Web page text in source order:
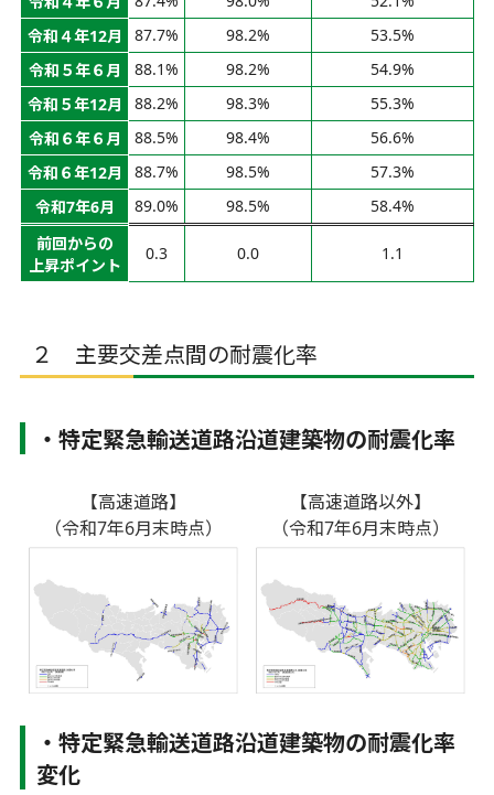
令和４年12月
87.7% 98.2%
53.5%
令和５年６月
88.1% 98.2%
54.9%
令和５年12月
88.2% 98.3%
55.3%
令和６年６月
88.5% 98.4%
56.6%
令和６年12月
88.7% 98.5%
57.3%
令和7年6月
89.0% 98.5%
58.4%
前回からの
上昇ポイント
0.3 0.0 1.1
２ 主要交差点間の耐震化率
・特定緊急輸送道路沿道建築物の耐震化率
【高速道路】
（令和7年6月末時点）
【高速道路以外】
（令和7年6月末時点）
・特定緊急輸送道路沿道建築物の耐震化率
変化